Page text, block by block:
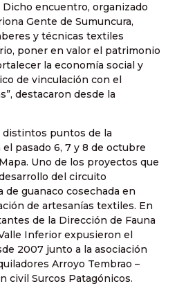
encuentro, organizado
Gente de Sumuncura,
y técnicas textiles
poner en valor el patrimonio
la economía social y
de vinculación con el
destacaron desde la
distintos puntos de la
pasado 6, 7 y 8 de octubre
Uno de los proyectos que
del circuito
guanaco cosechada en
de artesanías textiles. En
de la Dirección de Fauna
Inferior expusieron el
2007 junto a la asociación
Arroyo Tembrao –
civil Surcos Patagónicos.